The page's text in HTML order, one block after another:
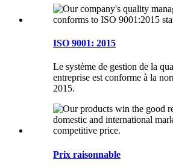
ISO 9001: 2015
Le système de gestion de la
entreprise est conforme à la
2015.
Prix ​​raisonnable